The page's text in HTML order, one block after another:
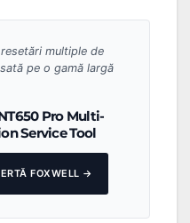
multiple de
pe o gamă largă
Pro Multi-
Service Tool
FOXWELL →